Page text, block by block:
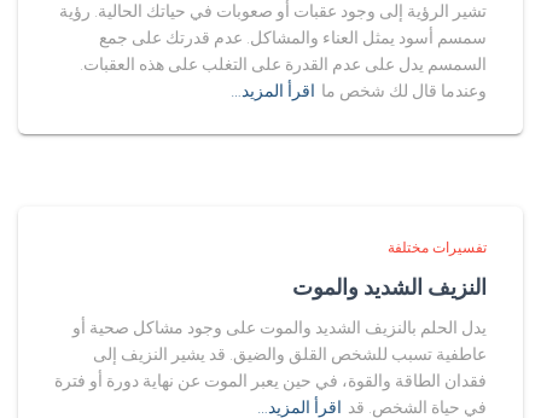
تشير الرؤية إلى وجود عقبات أو صعوبات في حياتك الحالية. رؤية
سمسم أسود يمثل العناء والمشاكل. عدم قدرتك على جمع
السمسم يدل على عدم القدرة على التغلب على هذه العقبات.
وعندما قال لك شخص ما اقرأ المزيد…
تفسيرات مختلفة
النزيف الشديد والموت
يدل الحلم بالنزيف الشديد والموت على وجود مشاكل صحية أو
عاطفية تسبب للشخص القلق والضيق. قد يشير النزيف إلى
فقدان الطاقة والقوة، في حين يعبر الموت عن نهاية دورة أو فترة
في حياة الشخص. قد اقرأ المزيد…